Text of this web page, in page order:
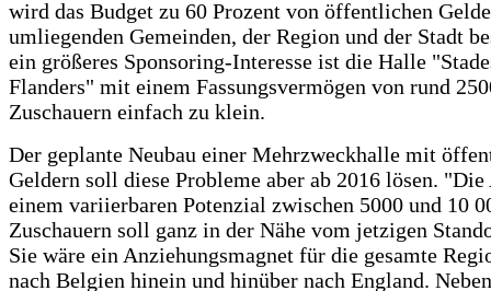
wird das Budget zu 60 Prozent von öffentlichen
umliegenden Gemeinden, der Region und der Stadt
ein größeres Sponsoring-Interesse ist die Halle
Flanders" mit einem Fassungsvermögen von rund
Zuschauern einfach zu klein.
Der geplante Neubau einer Mehrzweckhalle mit
Geldern soll diese Probleme aber ab 2016 lösen.
einem variierbaren Potenzial zwischen 5000 und 10
Zuschauern soll ganz in der Nähe vom jetzigen
Sie wäre ein Anziehungsmagnet für die gesamte
nach Belgien hinein und hinüber nach England.